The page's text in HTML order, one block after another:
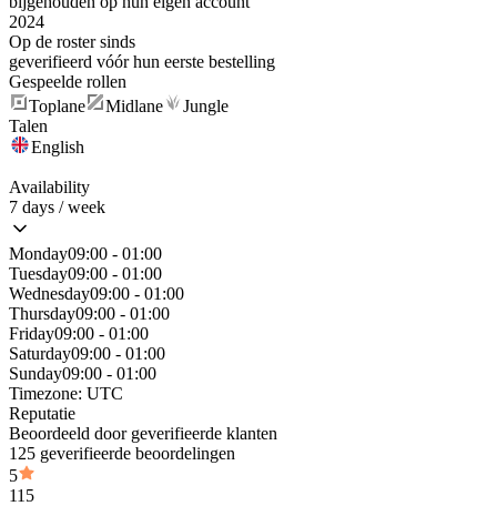
2024
Op de roster sinds
geverifieerd vóór hun eerste bestelling
Gespeelde rollen
Toplane
Midlane
Jungle
Talen
English
Availability
7 days / week
Monday09:00 - 01:00
Tuesday09:00 - 01:00
Wednesday09:00 - 01:00
Thursday09:00 - 01:00
Friday09:00 - 01:00
Saturday09:00 - 01:00
Sunday09:00 - 01:00
Timezone: UTC
Reputatie
Beoordeeld door geverifieerde klanten
125 geverifieerde beoordelingen
5
115